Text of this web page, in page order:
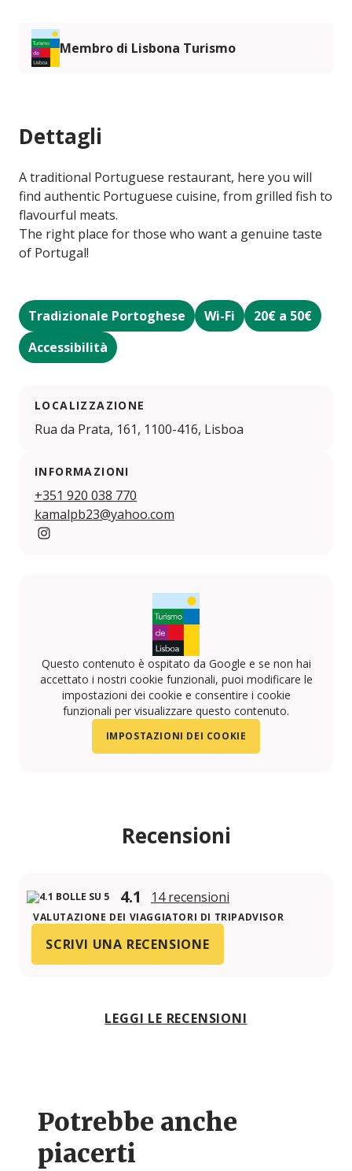
Membro di Lisbona Turismo
Dettagli
A traditional Portuguese restaurant, here you will
find authentic Portuguese cuisine, from grilled fish to
flavourful meats.
The right place for those who want a genuine taste
of Portugal!
Tradizionale Portoghese Wi-Fi
20€ a 50€
Accessibilità
LOCALIZZAZIONE
Rua da Prata, 161, 1100-416, Lisboa
INFORMAZIONI
+351 920 038 770
kamalpb23@yahoo.com
Questo contenuto è ospitato da Google e se non hai
accettato i nostri cookie funzionali, puoi modificare le
impostazioni dei cookie e consentire i cookie
funzionali per visualizzare questo contenuto.
IMPOSTAZIONI DEI COOKIE
Recensioni
4.1 14 recensioni
VALUTAZIONE DEI VIAGGIATORI DI TRIPADVISOR
SCRIVI UNA RECENSIONE
LEGGI LE RECENSIONI
Potrebbe anche
piacerti